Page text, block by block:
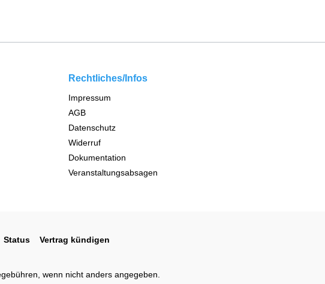
Rechtliches/Infos
Impressum
AGB
Datenschutz
Widerruf
Dokumentation
Veranstaltungsabsagen
Status Vertrag kündigen
wenn nicht anders angegeben.